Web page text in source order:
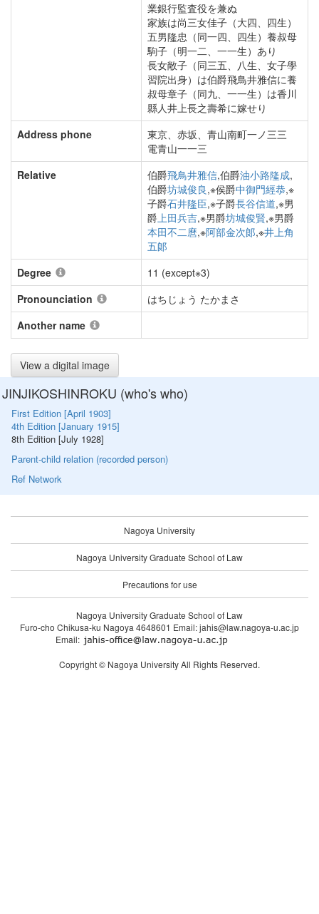
業銀行監査役を兼ぬ
家族は尚三女佳子（大四、四生）
五男隆忠（同一四、四生）養叔母
駒子（明一二、一一生）あり
長女敞子（同三五、八生、女子學
習院出身）は伯爵飛鳥井雅信に養
叔母章子（同九、一一生）は香川
縣人井上長之壽希に嫁せり
Address phone
東京、赤坂、青山南町一ノ三三
電青山一一三
Relative
伯爵飛鳥井雅信,伯爵油小路隆成,
伯爵坊城俊良,※侯爵中御門經恭,※
子爵石井隆臣,※子爵長谷信道,※男
爵上田兵吉,※男爵坊城俊賢,※男爵
本田不二麿,※阿部金次郞,※井上角
五郞
Degree
11 (except※3)
Pronounciation
はちじょう たかまさ
Another name
View a digital image
JINJIKOSHINROKU (who's who)
First Edition [April 1903]
4th Edition [January 1915]
8th Edition [July 1928]
Parent-child relation (recorded person)
Ref Network
Nagoya University
Nagoya University Graduate School of Law
Precautions for use
Nagoya University Graduate School of Law
Furo-cho Chikusa-ku Nagoya 4648601 Email: jahis@law.nagoya-u.ac.jp
Email:
Copyright © Nagoya University All Rights Reserved.